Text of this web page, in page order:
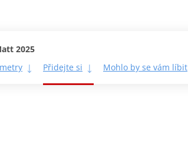
2025
Přidejte si Mohlo by se vám líbit